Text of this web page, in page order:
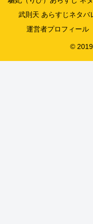
武則天 あらすじネタバ
運営者プロフィール
©